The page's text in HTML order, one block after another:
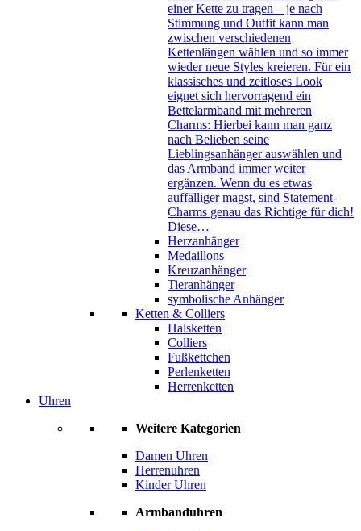
einer Kette zu tragen – je nach
Stimmung und Outfit kann man
zwischen verschiedenen
Kettenlängen wählen und so immer
wieder neue Styles kreieren. Für ein
klassisches und zeitloses Look
eignet sich hervorragend ein
Bettelarmband mit mehreren
Charms: Hierbei kann man ganz
nach Belieben seine
Lieblingsanhänger auswählen und
das Armband immer weiter
ergänzen. Wenn du es etwas
auffälliger magst, sind Statement-
Charms genau das Richtige für dich!
Diese…
Herzanhänger
Medaillons
Kreuzanhänger
Tieranhänger
symbolische Anhänger
Ketten & Colliers
Halsketten
Colliers
Fußkettchen
Perlenketten
Herrenketten
Uhren
Weitere Kategorien
Damen Uhren
Herrenuhren
Kinder Uhren
Armbanduhren